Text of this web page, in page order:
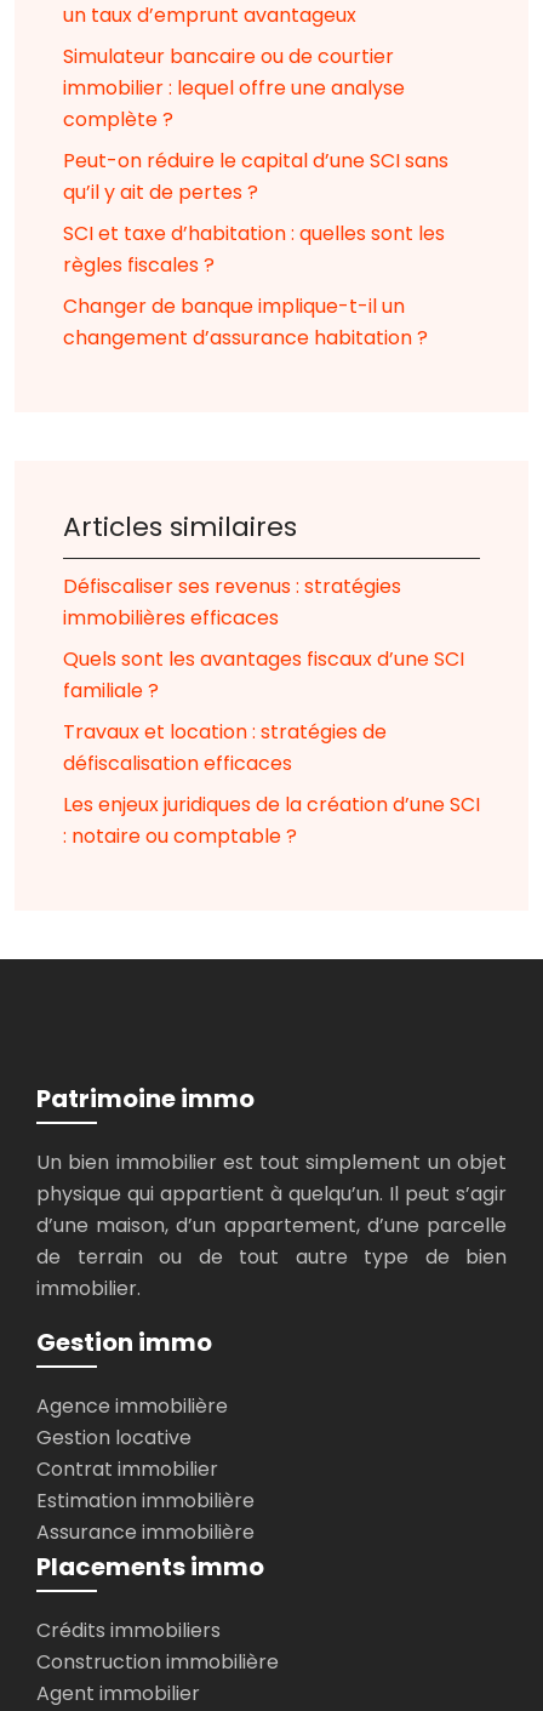
un taux d’emprunt avantageux
Simulateur bancaire ou de courtier
immobilier : lequel offre une analyse
complète ?
Peut-on réduire le capital d’une SCI sans
qu’il y ait de pertes ?
SCI et taxe d’habitation : quelles sont les
règles fiscales ?
Changer de banque implique-t-il un
changement d’assurance habitation ?
Articles similaires
Défiscaliser ses revenus : stratégies
immobilières efficaces
Quels sont les avantages fiscaux d’une SCI
familiale ?
Travaux et location : stratégies de
défiscalisation efficaces
Les enjeux juridiques de la création d’une SCI
: notaire ou comptable ?
Patrimoine immo
Un bien immobilier est tout simplement un objet
physique qui appartient à quelqu’un. Il peut s’agir
d’une maison, d’un appartement, d’une parcelle
de terrain ou de tout autre type de bien
immobilier.
Gestion immo
Agence immobilière
Gestion locative
Contrat immobilier
Estimation immobilière
Assurance immobilière
Placements immo
Crédits immobiliers
Construction immobilière
Agent immobilier